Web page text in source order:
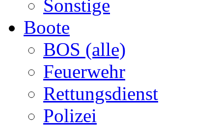
Sonstige
Boote
BOS (alle)
Feuerwehr
Rettungsdienst
Polizei